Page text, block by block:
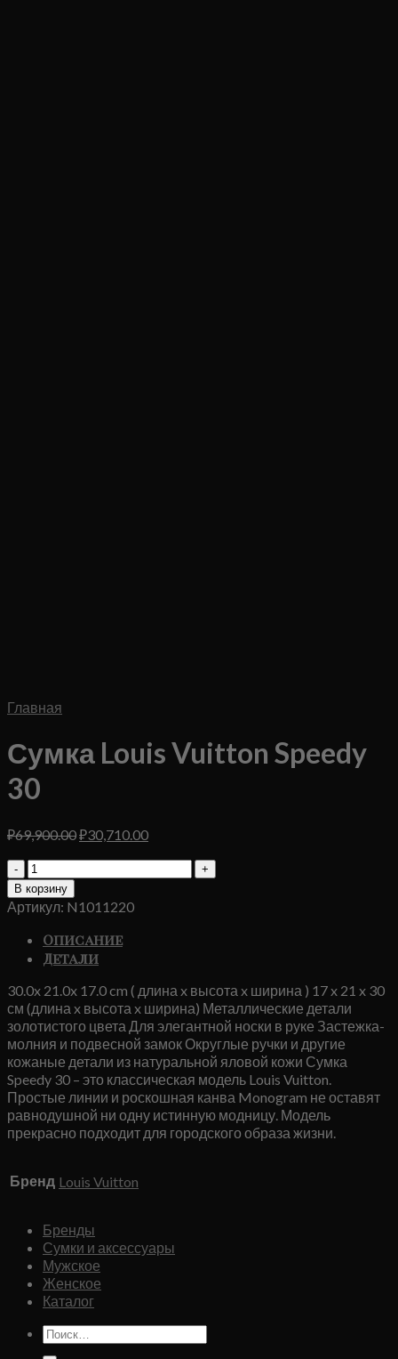
Главная
Сумка Louis Vuitton Speedy
30
₽69,900.00Первоначальная
₽30,710.00Текущая
₽30,710.00.
Количество
товара
Сумка
Louis
Vuitton
Speedy
В корзину
Артикул: N1011220
Описание
Детали
30.0x 21.0x 17.0 cm ( длина x высота x ширина ) 17 x 21 x 30
см (длина x высота x ширина) Металлические детали
золотистого цвета Для элегантной носки в руке Застежка-
молния и подвесной замок Округлые ручки и другие
кожаные детали из натуральной яловой кожи Сумка
Speedy 30 – это классическая модель Louis Vuitton.
Простые линии и роскошная канва Monogram не оставят
равнодушной ни одну истинную модницу. Модель
прекрасно подходит для городского образа жизни.
Бренд Louis Vuitton
Бренды
Сумки и аксессуары
Мужское
Женское
Каталог
Искать: